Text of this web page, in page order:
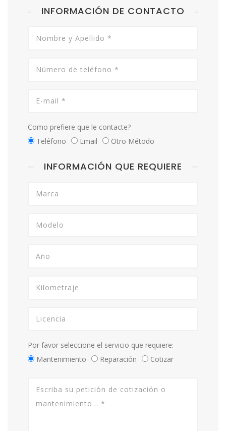
INFORMACIÓN DE CONTACTO
Como prefiere que le contacte?
Teléfono
Email Otro Método
INFORMACIÓN QUE REQUIERE
Por favor seleccione el servicio que requiere:
Mantenimiento
Reparación Cotizar